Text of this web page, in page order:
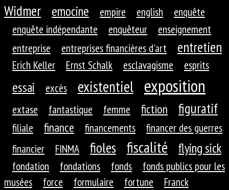
Widmer
emocine empire english
enquête
enquête indépendante
enquêteur
enseignement
entreprise
entreprises financières d'art entretien
Erich Keller Ernst Schalk esclavagisme esprits
essai excès existentiel exposition
extase fantastique femme fiction figuratif
filiale finance financements
financer des guerres
financier
FINMA fioles fiscalité flying sick
fondation fondations fonds
fonds publics pour les
musées
force formulaire fortune
Franck